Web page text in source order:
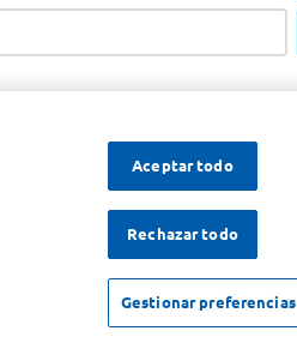
Aceptar todo
Rechazar todo
Gestionar preferencias